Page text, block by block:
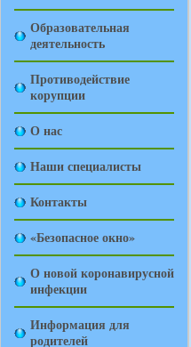
Образовательная
деятельность
Противодействие
корупции
О нас
Наши специалисты
Контакты
«Безопасное окно»
О новой коронавирусной
инфекции
Информация для
родителей